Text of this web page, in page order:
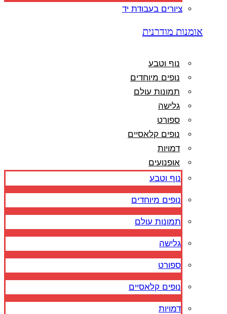
ציורים בעבודת יד
אומנות מודרנית
נוף וטבע
נופים מיוחדים
תמונות עולם
גלישה
ספורט
נופים קלאסיים
דמויות
אופנועים
נוף וטבע
נופים מיוחדים
תמונות עולם
גלישה
ספורט
נופים קלאסיים
דמויות